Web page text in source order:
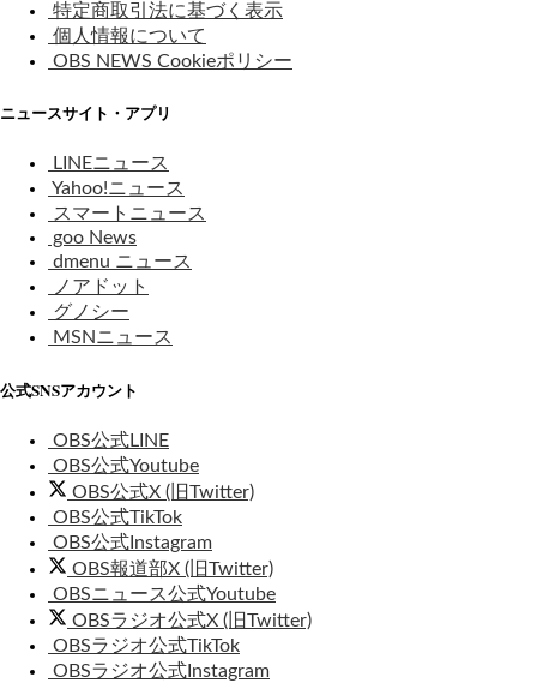
特定商取引法に基づく表示
個人情報について
OBS NEWS Cookieポリシー
ニュースサイト・アプリ
LINEニュース
Yahoo!ニュース
スマートニュース
goo News
dmenu ニュース
ノアドット
グノシー
MSNニュース
公式SNSアカウント
OBS公式LINE
OBS公式Youtube
OBS公式X (旧Twitter)
OBS公式TikTok
OBS公式Instagram
OBS報道部X (旧Twitter)
OBSニュース公式Youtube
OBSラジオ公式X (旧Twitter)
OBSラジオ公式TikTok
OBSラジオ公式Instagram